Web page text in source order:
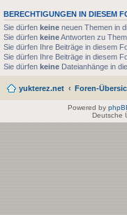
BERECHTIGUNGEN IN DIESEM
Sie dürfen keine neuen Themen in
Sie dürfen keineAntworten zu
Sie dürfen Ihre Beiträge in diesem
Sie dürfen Ihre Beiträge in diesem
Sie dürfen keine Dateianhänge in
yukterez.net Foren-
Powered by
Deutsche